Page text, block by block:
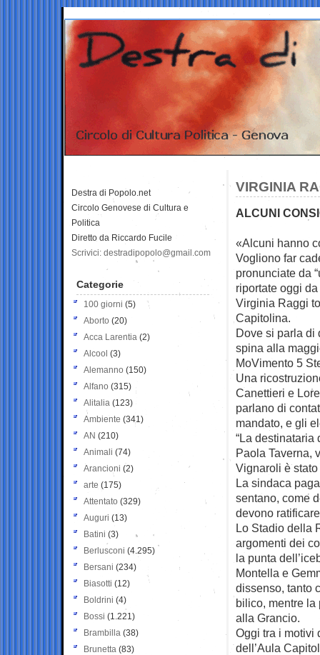
VIRGINIA
ALCUNI
«Alcuni hanno
Vogliono far
pronunciate da
riportate oggi
Virginia Raggi
Capitolina.
Dove si parla di
spina alla
MoVimento 5
Una
Canettieri e
parlano di
mandato, e gli
“La
Paola Taverna,
Vignaroli è
La sindaca
sentano, come
devono
Lo Stadio della
argomenti dei
la punta
Montella e
dissenso, tanto
bilico, mentre
alla Grancio.
Oggi tra i motivi
dell’Aula
Destra di Popolo.net
Circolo Genovese di Cultura e
Politica
Diretto da Riccardo Fucile
Scrivici: destradipopolo@gmail.com
Categorie
100 giorni (5)
Aborto (20)
Acca Larentia (2)
Alcool (3)
Alemanno (150)
Alfano (315)
Alitalia (123)
Ambiente (341)
AN (210)
Animali (74)
Arancioni (2)
arte (175)
Attentato (329)
Auguri (13)
Batini (3)
Berlusconi (4.295)
Bersani (234)
Biasotti (12)
Boldrini (4)
Bossi (1.221)
Brambilla (38)
Brunetta (83)